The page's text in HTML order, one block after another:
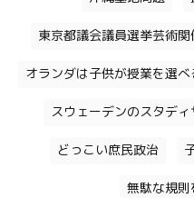
東京都議会議員選挙芸術
オランダは子供が授業を選べ
スウェーデンのスタデ
どっこい庶民政治
無駄な規